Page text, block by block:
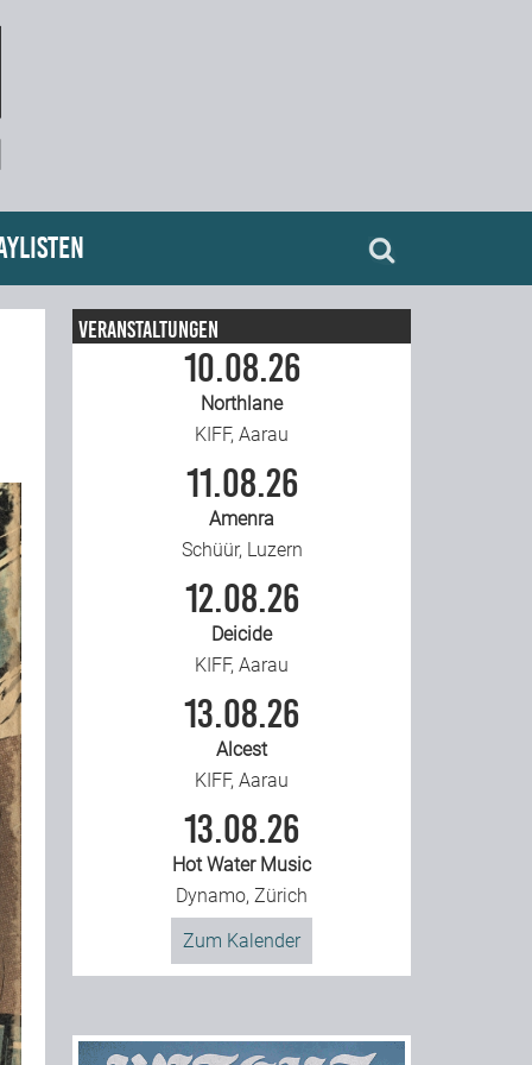
Veranstaltungen
10.08.26
Northlane
KIFF, Aarau
11.08.26
Amenra
Schüür, Luzern
12.08.26
Deicide
KIFF, Aarau
13.08.26
Alcest
KIFF, Aarau
13.08.26
Hot Water Music
Dynamo, Zürich
Zum Kalender